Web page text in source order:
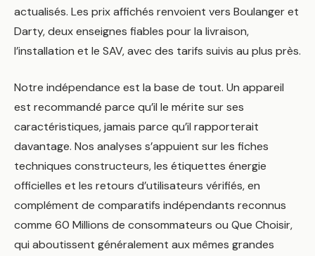
actualisés. Les prix affichés renvoient vers Boulanger et
Darty, deux enseignes fiables pour la livraison,
l’installation et le SAV, avec des tarifs suivis au plus près.
Notre indépendance est la base de tout. Un appareil
est recommandé parce qu’il le mérite sur ses
caractéristiques, jamais parce qu’il rapporterait
davantage. Nos analyses s’appuient sur les fiches
techniques constructeurs, les étiquettes énergie
officielles et les retours d’utilisateurs vérifiés, en
complément de comparatifs indépendants reconnus
comme 60 Millions de consommateurs ou Que Choisir,
qui aboutissent généralement aux mêmes grandes